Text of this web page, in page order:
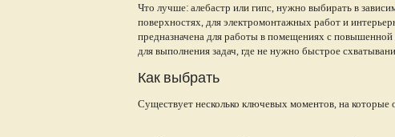
Что лучше: алебастр или гипс, нужно выбирать в
поверхностях, для электромонтажных работ и
предназначена для работы в помещениях с
для выполнения задач, где не нужно быстрое
Как выбрать
Существует несколько ключевых моментов, на